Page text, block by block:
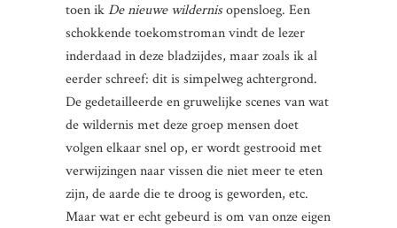
toen ikDe nieuwe wildernisopensloeg. Een
schokkende toekomstroman vindt de lezer
inderdaad in deze bladzijdes, maar zoals ik al
eerder schreef: dit is simpelweg achtergrond.
De gedetailleerde en gruwelijke scenes van wat
de wildernis met deze groep mensen doet
volgen elkaar snel op, er wordt gestrooid met
verwijzingen naar vissen die niet meer te eten
zijn, de aarde die te droog is geworden, etc.
Maar wat er echt gebeurd is om van onze eigen